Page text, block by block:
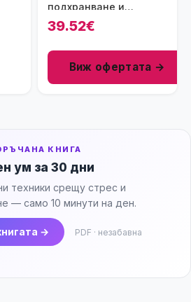
подхранване и
хидратация на скалп
Innersense Hair Renew
Pre Wash Treatment,
59.15ml
39.52€
Виж офертата →
КНИГА
ум за 30 дни
техники срещу стрес и
— само 10 минути на ден.
→ PDF · незабавна